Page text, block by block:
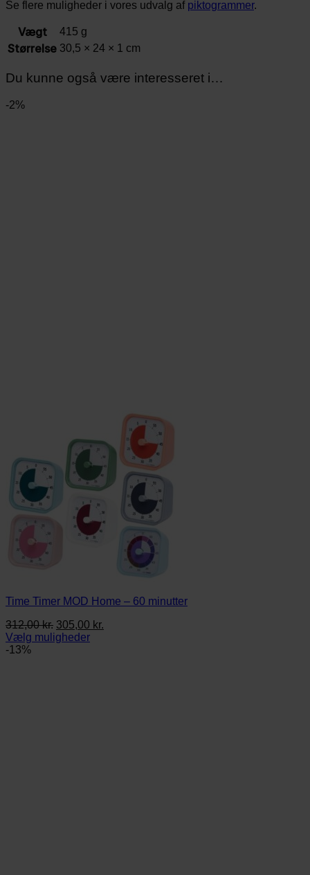
Se flere muligheder i vores udvalg af piktogrammer.
Vægt 415 g
Størrelse 30,5 × 24 × 1 cm
Du kunne også være interesseret i…
-2%
Time Timer MOD Home – 60 minutter
312,00kr. Den
oprindelige
305,00 kr.
Vælg muligheder
Dette
-13%